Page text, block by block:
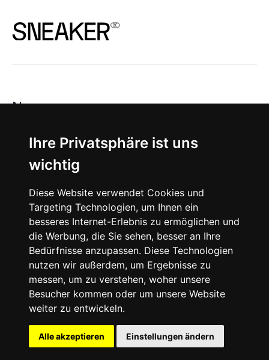
Ihre Privatsphäre ist uns
wichtig
Diese Website verwendet Cookies und
Targeting Technologien, um Ihnen ein
besseres Internet-Erlebnis zu ermöglichen und
die Werbung, die Sie sehen, besser an Ihre
Bedürfnisse anzupassen. Diese Technologien
nutzen wir außerdem, um Ergebnisse zu
messen, um zu verstehen, woher unsere
Besucher kommen oder um unsere Website
weiter zu entwickeln.
Alle akzeptieren Einstellungen ändern
News
About
Instagram
Facebook
© 2024 SNEAKERᴰᴱ, All rights reserved.
Impressum Datenschutz
Cookie-Einstellungen